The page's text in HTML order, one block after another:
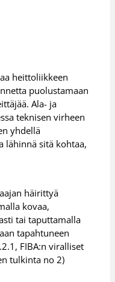
heittoliikkeen
puolustamaan
Ala- ja
teknisen virheen
yhdellä
lähinnä sitä kohtaa,
häirittyä
kovaa,
tai taputtamalla
tapahtuneen
FIBA:n viralliset
tulkinta no 2)